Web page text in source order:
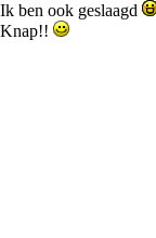
Ik ben ook geslaagd
Knap!!